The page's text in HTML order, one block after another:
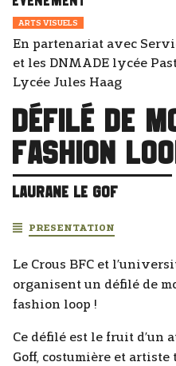
ARTS VISUELS
En partenariat avec
et les DNMADE lycée
Lycée Jules Haag
DÉFILÉ DE
FASHION
LAURANE LE GOF
PRESENTATION
Le Crous BFC et
organisent un défilé de
fashion loop !
Ce défilé est le fruit d’un
Goff, costumière et